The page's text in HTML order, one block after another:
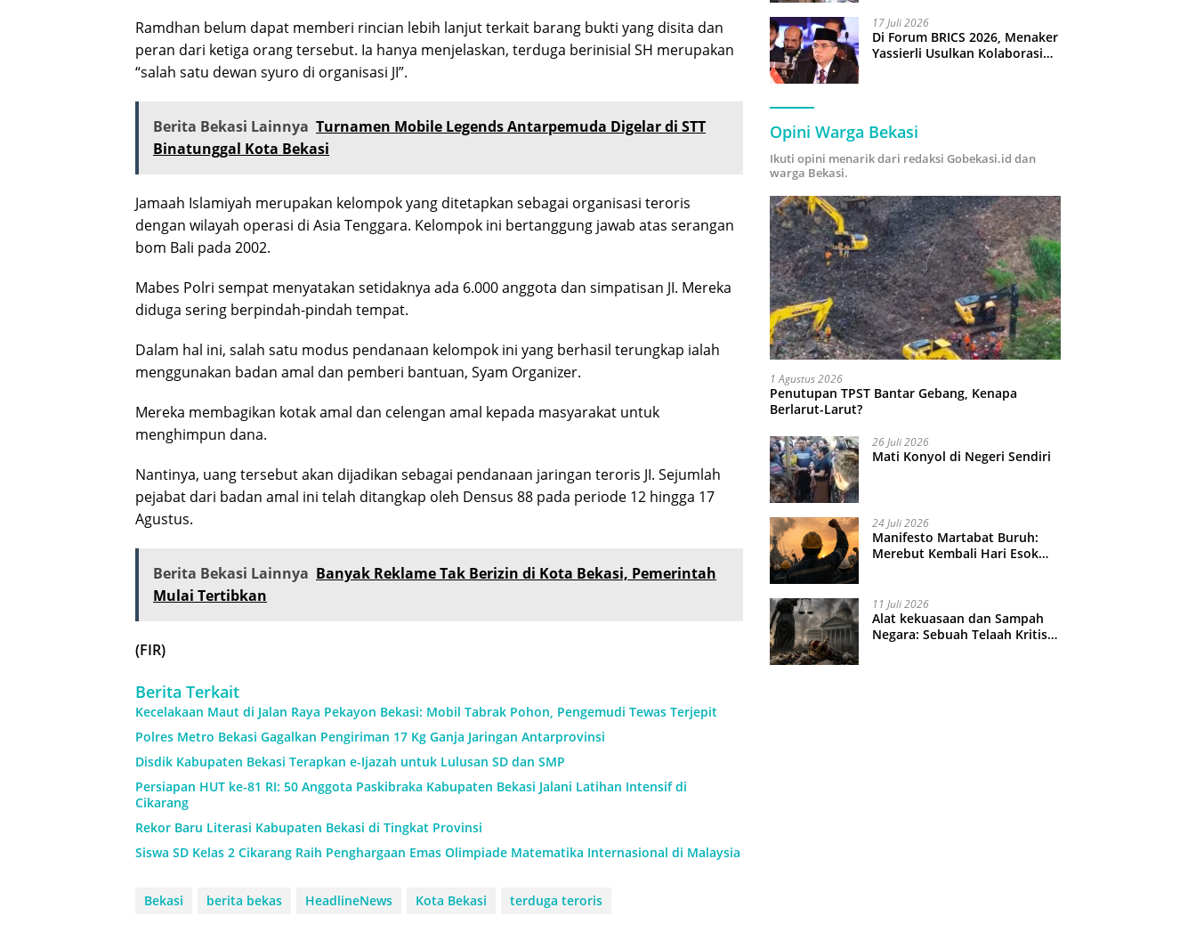
Ramdhan belum dapat memberi rincian lebih lanjut terkait barang bukti yang disita dan
peran dari ketiga orang tersebut. Ia hanya menjelaskan, terduga berinisial SH merupakan
“salah satu dewan syuro di organisasi JI”.
Berita Bekasi Lainnya Turnamen Mobile Legends Antarpemuda Digelar di STT
Binatunggal Kota Bekasi
Jamaah Islamiyah merupakan kelompok yang ditetapkan sebagai organisasi teroris
dengan wilayah operasi di Asia Tenggara. Kelompok ini bertanggung jawab atas serangan
bom Bali pada 2002.
Mabes Polri sempat menyatakan setidaknya ada 6.000 anggota dan simpatisan JI. Mereka
diduga sering berpindah-pindah tempat.
Dalam hal ini, salah satu modus pendanaan kelompok ini yang berhasil terungkap ialah
menggunakan badan amal dan pemberi bantuan, Syam Organizer.
Mereka membagikan kotak amal dan celengan amal kepada masyarakat untuk
menghimpun dana.
Nantinya, uang tersebut akan dijadikan sebagai pendanaan jaringan teroris JI. Sejumlah
pejabat dari badan amal ini telah ditangkap oleh Densus 88 pada periode 12 hingga 17
Agustus.
Berita Bekasi Lainnya Banyak Reklame Tak Berizin di Kota Bekasi, Pemerintah
Mulai Tertibkan
(FIR)
Berita Terkait
Kecelakaan Maut di Jalan Raya Pekayon Bekasi: Mobil Tabrak Pohon, Pengemudi Tewas Terjepit
Polres Metro Bekasi Gagalkan Pengiriman 17 Kg Ganja Jaringan Antarprovinsi
Disdik Kabupaten Bekasi Terapkan e-Ijazah untuk Lulusan SD dan SMP
Persiapan HUT ke-81 RI: 50 Anggota Paskibraka Kabupaten Bekasi Jalani Latihan Intensif di
Cikarang
Rekor Baru Literasi Kabupaten Bekasi di Tingkat Provinsi
Siswa SD Kelas 2 Cikarang Raih Penghargaan Emas Olimpiade Matematika Internasional di Malaysia
Bekasi berita bekas HeadlineNews Kota Bekasi terduga teroris
17 Juli 2026
Di Forum BRICS 2026, Menaker
Yassierli Usulkan Kolaborasi
Opini Warga Bekasi
Ikuti opini menarik dari redaksi Gobekasi.id dan
warga Bekasi.
1 Agustus 2026
Penutupan TPST Bantar Gebang, Kenapa
Berlarut-Larut?
26 Juli 2026
Mati Konyol di Negeri Sendiri
24 Juli 2026
Manifesto Martabat Buruh:
Merebut Kembali Hari Esok
11 Juli 2026
Alat kekuasaan dan Sampah
Negara: Sebuah Telaah Kritis